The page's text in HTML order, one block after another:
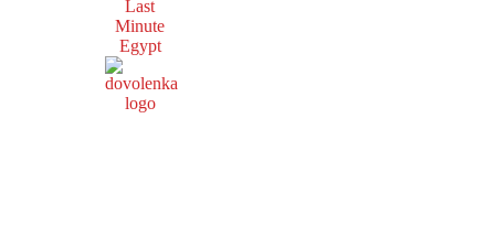
Last
Minute
Egypt